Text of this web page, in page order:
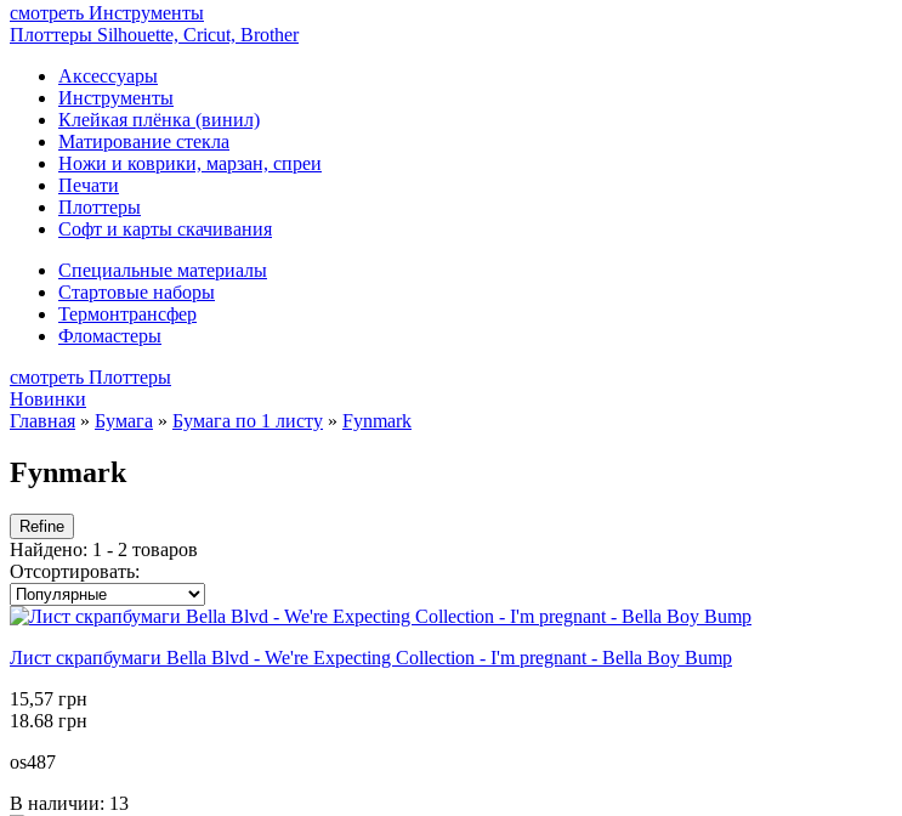
смотреть Инструменты
Плоттеры Silhouette, Cricut, Brother
Аксессуары
Инструменты
Клейкая плёнка (винил)
Матирование стекла
Ножи и коврики, марзан, спреи
Печати
Плоттеры
Софт и карты скачивания
Специальные материалы
Стартовые наборы
Термонтрансфер
Фломастеры
смотреть Плоттеры
Новинки
Главная » Бумага » Бумага по 1 листу » Fynmark
Fynmark
Refine
Найдено: 1 - 2 товаров
Отсортировать:
Лист скрапбумаги Bella Blvd - We're Expecting Collection - I'm pregnant - Bella Boy Bump
15,57 грн
18.68 грн
os487
В наличии: 13